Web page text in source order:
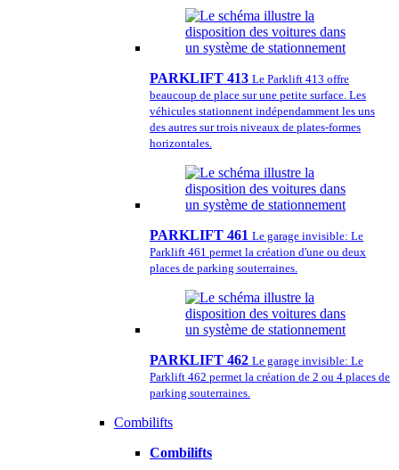
PARKLIFT 413 Le Parklift 413 offre
beaucoup de place sur une petite surface. Les
véhicules stationnent indépendamment les uns
des autres sur trois niveaux de plates-formes
horizontales.
PARKLIFT 461 Le garage invisible: Le
Parklift 461 permet la création d'une ou deux
places de parking souterraines.
PARKLIFT 462 Le garage invisible: Le
Parklift 462 permet la création de 2 ou 4 places de
parking souterraines.
Combilifts
Combilifts